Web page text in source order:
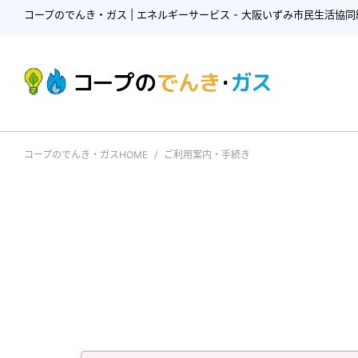
コープのでんき・ガス | エネルギーサービス - 大阪いずみ市民生活協同
コープのでんき・ガスHOME ご利用案内・手続き